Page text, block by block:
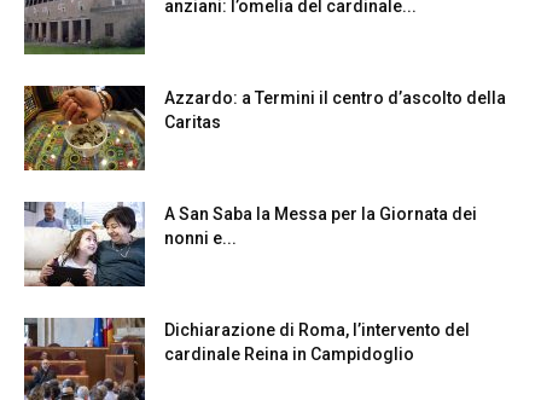
anziani: l’omelia del cardinale...
Azzardo: a Termini il centro d’ascolto della
Caritas
A San Saba la Messa per la Giornata dei
nonni e...
Dichiarazione di Roma, l’intervento del
cardinale Reina in Campidoglio